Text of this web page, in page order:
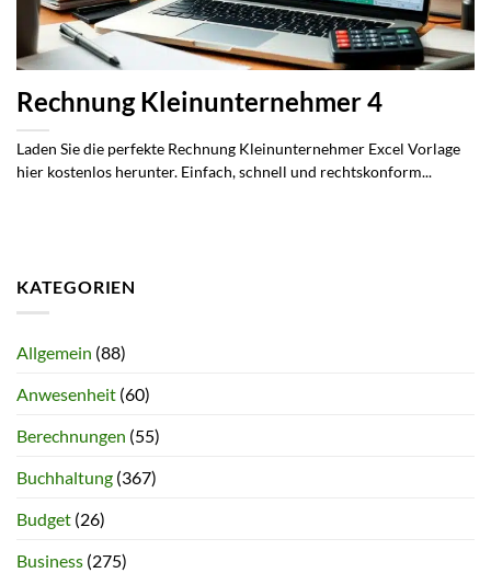
Rechnung Kleinunternehmer 4
Laden Sie die perfekte Rechnung Kleinunternehmer Excel Vorlage
hier kostenlos herunter. Einfach, schnell und rechtskonform...
KATEGORIEN
Allgemein (88)
Anwesenheit (60)
Berechnungen (55)
Buchhaltung (367)
Budget (26)
Business (275)